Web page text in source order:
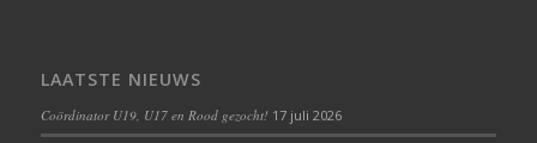
LAATSTE NIEUWS
Coördinator U19, U17 en Rood gezocht! 17 juli 2026